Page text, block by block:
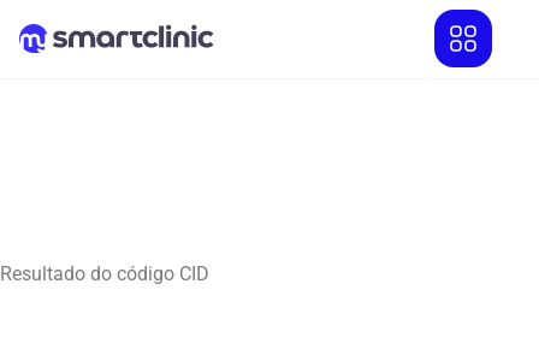
Resultado do código CID